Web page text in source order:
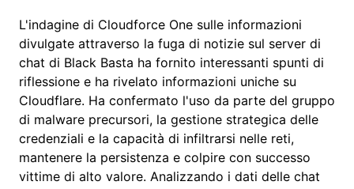
L'indagine di Cloudforce One sulle informazioni
divulgate attraverso la fuga di notizie sul server di
chat di Black Basta ha fornito interessanti spunti di
riflessione e ha rivelato informazioni uniche su
Cloudflare. Ha confermato l'uso da parte del gruppo
di malware precursori, la gestione strategica delle
credenziali e la capacità di infiltrarsi nelle reti,
mantenere la persistenza e colpire con successo
vittime di alto valore. Analizzando i dati delle chat